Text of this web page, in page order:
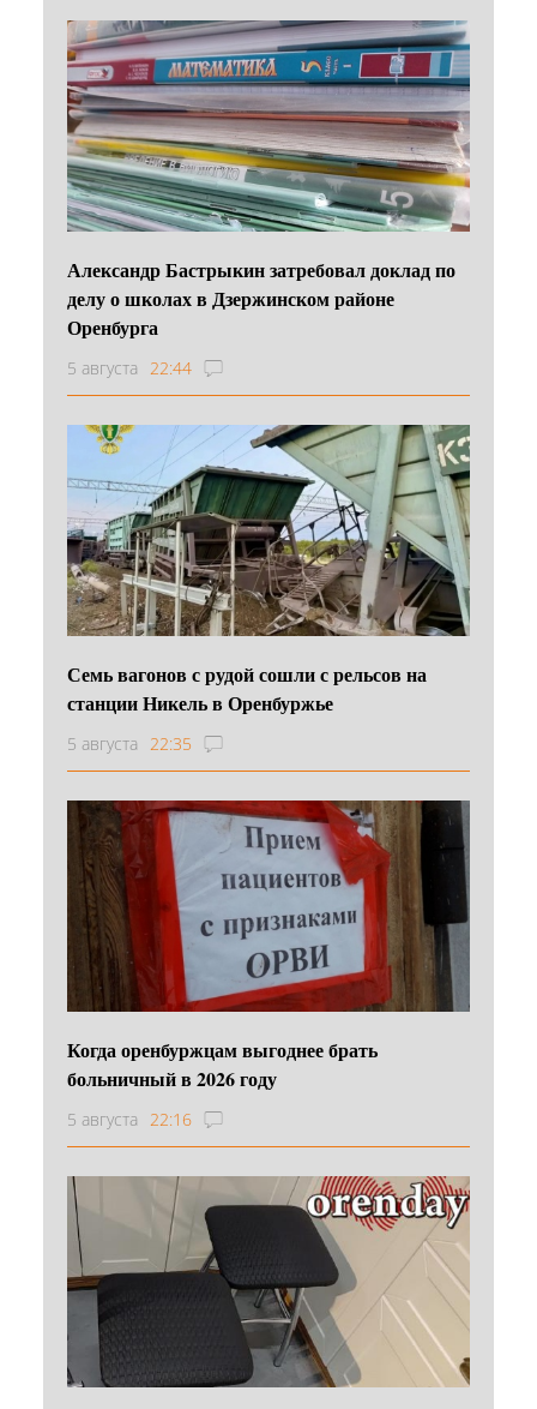
Александр Бастрыкин затребовал доклад по
делу о школах в Дзержинском районе
Оренбурга
5 августа 22:44
Семь вагонов с рудой сошли с рельсов на
станции Никель в Оренбуржье
5 августа 22:35
Когда оренбуржцам выгоднее брать
больничный в 2026 году
5 августа 22:16